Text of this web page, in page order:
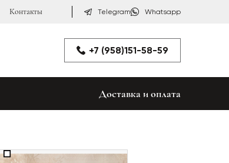
Контакты Telegram Whatsapp
+7 (958)151-58-59
Доставка и оплата